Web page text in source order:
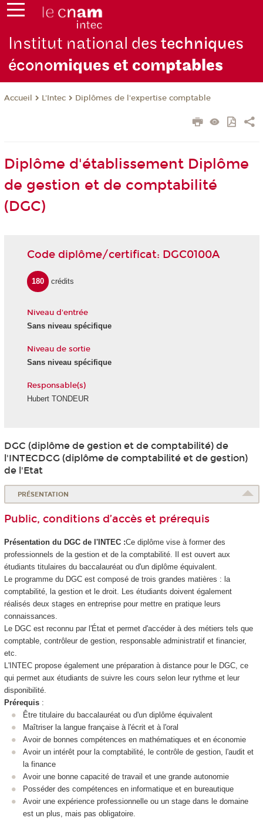
Institut national destechniques
économiques et comptables
Accueil L'Intec Diplômes de l'expertise comptable
Diplôme d'établissement Diplôme
de gestion et de comptabilité
(DGC)
Code diplôme/certificat: DGC0100A
180 crédits
Niveau d'entrée
Sans niveau spécifique
Niveau de sortie
Sans niveau spécifique
Responsable(s)
Hubert TONDEUR
DGC (diplôme de gestion et de comptabilité) de
l'INTECDCG (diplôme de comptabilité et de gestion)
de l'Etat
PRÉSENTATION
Public, conditions d’accès et prérequis
Présentation du DGC de l'INTEC :Ce diplôme vise à former des
professionnels de la gestion et de la comptabilité. Il est ouvert aux
étudiants titulaires du baccalauréat ou d'un diplôme équivalent.
Le programme du DGC est composé de trois grandes matières : la
comptabilité, la gestion et le droit. Les étudiants doivent également
réalisés deux stages en entreprise pour mettre en pratique leurs
connaissances.
Le DGC est reconnu par l'État et permet d'accéder à des métiers tels que
comptable, contrôleur de gestion, responsable administratif et financier,
etc.
L'INTEC propose également une préparation à distance pour le DGC, ce
qui permet aux étudiants de suivre les cours selon leur rythme et leur
disponibilité.
Prérequis:
Être titulaire du baccalauréat ou d'un diplôme équivalent
Maîtriser la langue française à l'écrit et à l'oral
Avoir de bonnes compétences en mathématiques et en économie
Avoir un intérêt pour la comptabilité, le contrôle de gestion, l'audit et
la finance
Avoir une bonne capacité de travail et une grande autonomie
Posséder des compétences en informatique et en bureautique
Avoir une expérience professionnelle ou un stage dans le domaine
est un plus, mais pas obligatoire.